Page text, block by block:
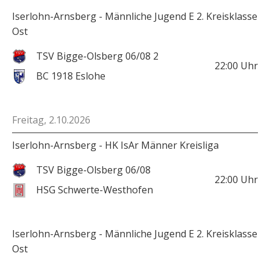
Iserlohn-Arnsberg - Männliche Jugend E 2. Kreisklasse
Ost
TSV Bigge-Olsberg 06/08 2
BC 1918 Eslohe
22:00 Uhr
Freitag, 2.10.2026
Iserlohn-Arnsberg - HK IsAr Männer Kreisliga
TSV Bigge-Olsberg 06/08
HSG Schwerte-Westhofen
22:00 Uhr
Iserlohn-Arnsberg - Männliche Jugend E 2. Kreisklasse
Ost